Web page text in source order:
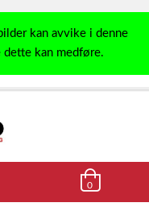
kan avvike i denne
dette kan medføre.
0